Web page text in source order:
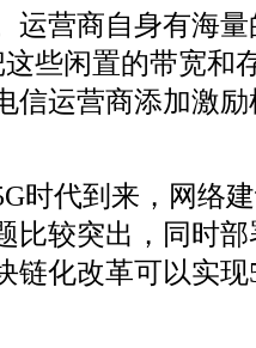
营商自身有海量
些闲置的带宽和
信运营商添加激
代到来，网络建
比较突出，同时
链化改革可以实